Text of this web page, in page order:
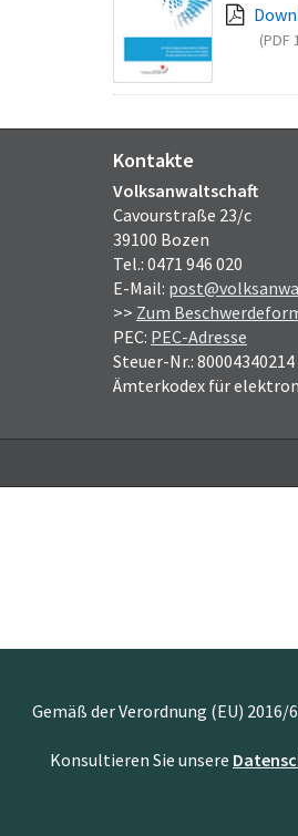
(PDF
Kontakte
Volksanwaltschaft
Cavourstraße 23/c
39100 Bozen
Tel.: 0471 946 020
E-Mail:
>> Zum
PEC: PEC-Adresse
Steuer-Nr.: 80004340214
Ämterkodex für
Gemäß der Verordnung (EU)
Konsultieren Sie unsere